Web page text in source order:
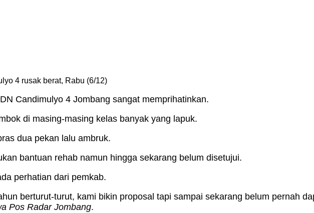
4 rusak berat, Rabu (6/12)
Candimulyo 4 Jombang sangat memprihatinkan.
di masing-masing kelas banyak yang lapuk.
dua pekan lalu ambruk.
bantuan rehab namun hingga sekarang belum disetujui.
perhatian dari pemkab.
berturut-turut, kami bikin proposal tapi sampai sekarang belum pernah
Pos Radar Jombang.